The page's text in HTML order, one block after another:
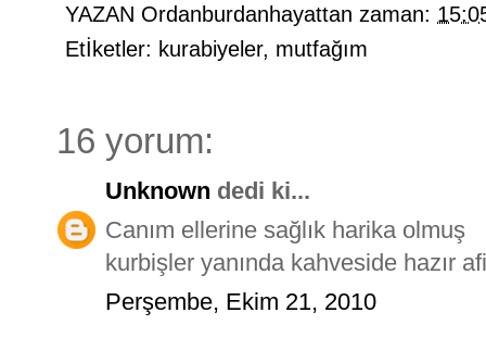
YAZAN Ordanburdanhayattan zaman:
Etİketler: kurabiyeler, mutfağım
16 yorum:
Unknown dedi ki...
Canım ellerine sağlık harika olmuş
kurbişler yanında kahveside hazır
Perşembe, Ekim 21, 2010